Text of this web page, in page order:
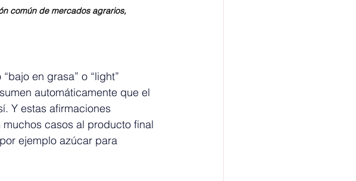
común de mercados agrarios,
en grasa” o “light”
automáticamente que el
Y estas afirmaciones
casos al producto final
ejemplo azúcar para